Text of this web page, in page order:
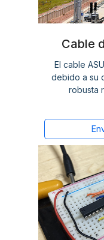
Cable
El cable
debido a su
robusta